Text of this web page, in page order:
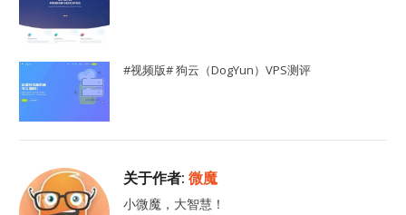
#视频版# 狗云（DogYun）VPS测评
关于作者:微魔
小微魔，大智慧！